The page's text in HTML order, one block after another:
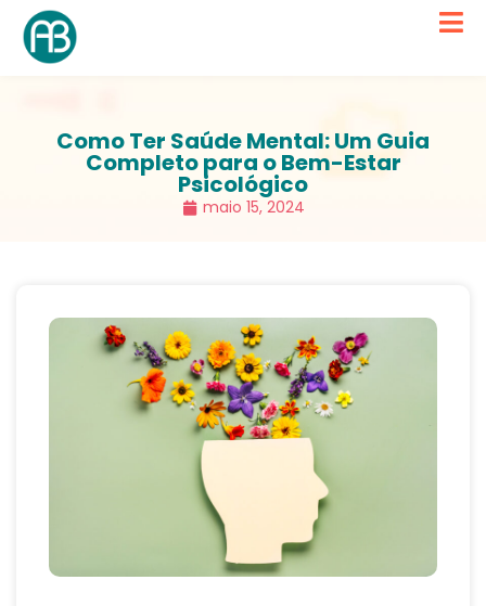
Como Ter Saúde Mental: Um Guia
Completo para o Bem-Estar
Psicológico
maio 15, 2024